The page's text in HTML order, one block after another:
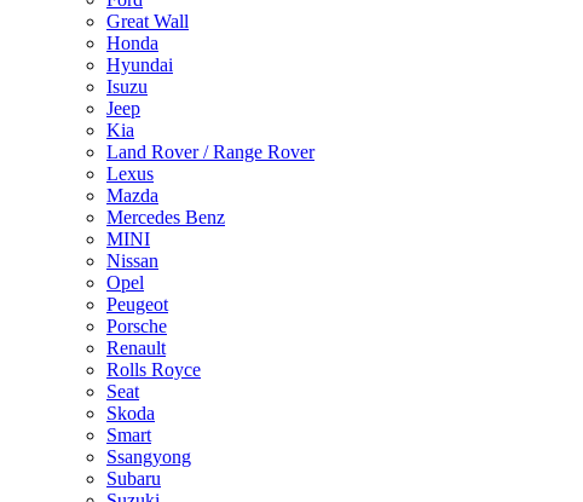
Great Wall
Honda
Hyundai
Isuzu
Jeep
Kia
Land Rover / Range Rover
Lexus
Mazda
Mercedes Benz
MINI
Nissan
Opel
Peugeot
Porsche
Renault
Rolls Royce
Seat
Skoda
Smart
Ssangyong
Subaru